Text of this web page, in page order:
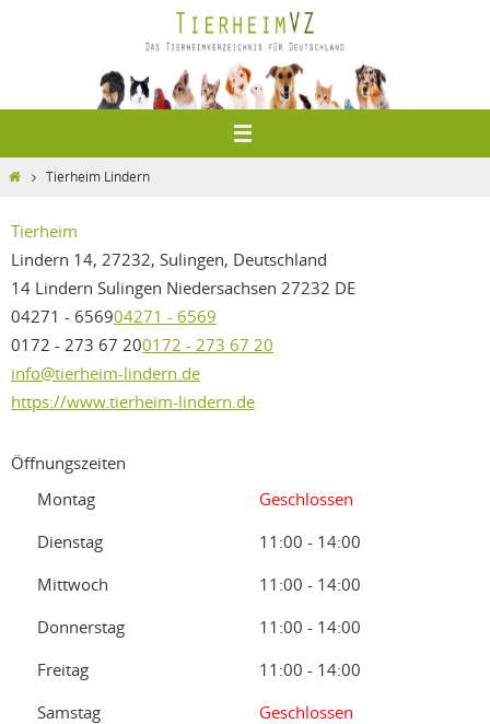
HomeTierheim Lindern
Tierheim
Lindern 14, 27232, Sulingen, Deutschland
14 Lindern Sulingen Niedersachsen 27232 DE
04271 - 656904271 - 6569
0172 - 273 67 200172 - 273 67 20
info@tierheim-lindern.de
https://www.tierheim-lindern.de
Öffnungszeiten
Montag
Geschlossen
Dienstag
11:00 - 14:00
Mittwoch
11:00 - 14:00
Donnerstag
11:00 - 14:00
Freitag
11:00 - 14:00
Samstag
Geschlossen